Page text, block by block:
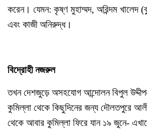
করেন। যেমন: কৃষ্ণ মুহাম্মদ, অরিন্দম খালেদ
এবং কাজী অনিরুদ্ধ।
বিদ্রোহী নজরুল
তখন দেশজুড়ে অসহযোগ আন্দোলন বিপুল
কুমিল্লা থেকে কিছুদিনের জন্য দৌলতপুরে
থেকে আবার কুমিল্লা ফিরে যান ১৯ জুনে-